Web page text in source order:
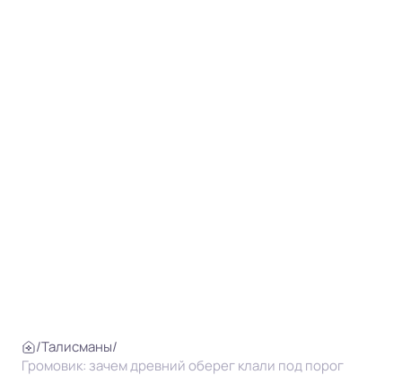
/Талисманы/
Громовик: зачем древний оберег клали под порог